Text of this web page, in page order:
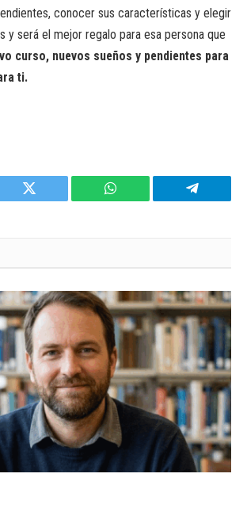
conocer sus características y elegir
y será el mejor regalo para esa persona que
curso, nuevos sueños y pendientes para
ti.
Twitter WhatsApp Telegram